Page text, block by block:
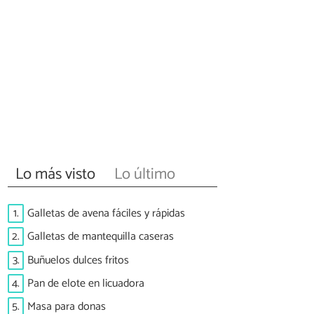
Lo más visto Lo último
1. Galletas de avena fáciles y rápidas
2. Galletas de mantequilla caseras
3. Buñuelos dulces fritos
4. Pan de elote en licuadora
5. Masa para donas